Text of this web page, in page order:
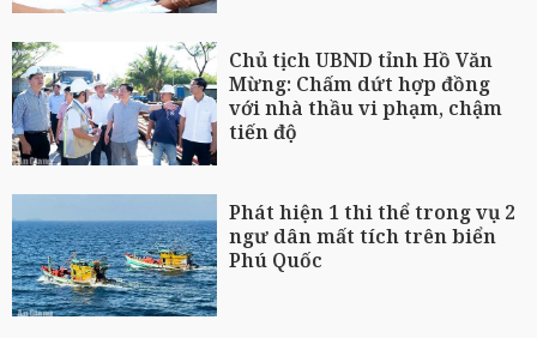
Chủ tịch UBND tỉnh Hồ Văn
Mừng: Chấm dứt hợp đồng
với nhà thầu vi phạm, chậm
tiến độ
Phát hiện 1 thi thể trong vụ 2
ngư dân mất tích trên biển
Phú Quốc